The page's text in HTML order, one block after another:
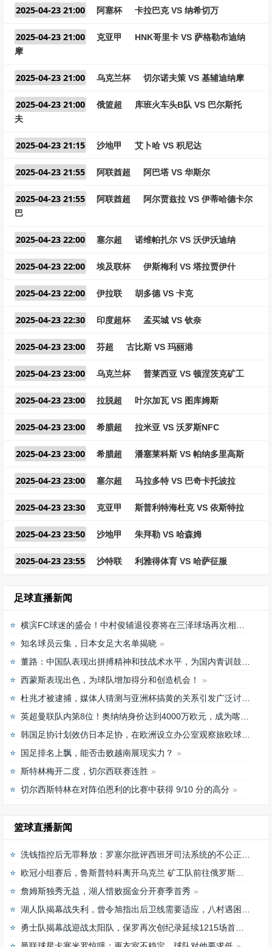
2025-04-23 21:00 阿塞杯 卡拉巴克 VS 纳希切万
2025-04-23 21:00 克亚甲
HNK哥里卡 VS 萨格勒布迪纳
摩
2025-04-23 21:00 乌克兰杯 切尔诺夫策 VS 基辅迪纳摩
2025-04-23 21:00 俄篮超
库班火车头B队 VS 巴尔斯托
夫
2025-04-23 21:15 沙地甲 艾卜哈 VS 积尼达
2025-04-23 21:55 阿联酋超 阿巴塔 VS 华斯尔
2025-04-23 21:55 阿联酋超
阿尔贾兹拉 VS 伊蒂哈德卡尔
巴
2025-04-23 22:00 塞尔超 诺维帕扎尔 VS 沃伊沃迪纳
2025-04-23 22:00 埃及联杯 伊斯梅利 VS 塔拉贾伊什
2025-04-23 22:00 伊拉联 胡多德 VS 卡克
2025-04-23 22:30 印度超杯 孟买城 VS 钦奈
2025-04-23 23:00 芬超 古比斯 VS 玛丽港
2025-04-23 23:00 乌克兰杯 普莱西亚 VS 顿涅茨克矿工
2025-04-23 23:00 拉脱超 叶尔加瓦 VS 图库姆斯
2025-04-23 23:00 希腊超 拉米亚 VS 沃罗斯NFC
2025-04-23 23:00 希腊超 潘塞莱科斯 VS 帕纳多里高斯
2025-04-23 23:00 塞尔超 马拉多特 VS 巴奇卡托波拉
2025-04-23 23:30 克亚甲 斯普利特海杜克 VS 依斯特拉
2025-04-23 23:50 沙地甲 朱拜勒 VS 哈森姆
2025-04-23 23:55 沙特联 利雅得体育 VS 哈萨征服
足球直播新闻
横滨FC球迷的盛会！中村俊辅退役赛将在三泽球场再次相聚
知名球员云集，日本女足大名单揭晓
董路：中国队表现出拼搏精神和技战术水平，为国内青训鼓舞
西蒙斯表现出色，为球队增加得分和创造机会！
杜兆才被逮捕，媒体人猜测与亚洲杯搞黄的关系引发广泛讨论
英超曼联队内第8位！奥纳纳身价达到4000万欧元，成为喀麦隆最贵门将
韩国足协计划效仿日本足协，在欧洲设立办公室观察旅欧球员的身体情况
国足排名上飘，能否击败越南展现实力？
斯特林梅开二度，切尔西联赛连胜
切尔西斯特林在对阵伯恩利的比赛中获得 9/10 分的高分
篮球直播新闻
洗钱指控后无罪释放：罗塞尔批评西班牙司法系统的不公正待遇
欧冠小组赛后，鲁斯普特科离开乌克兰 矿工队前往俄罗斯，未来发展如何？
詹姆斯独秀无益，湖人惜败掘金分开赛季首秀
湖人队揭幕战失利，曾令旭指出后卫线需要适应，八村遇困难
勇士队揭幕战迎战太阳队，保罗再次创纪录延续1215场首发之路